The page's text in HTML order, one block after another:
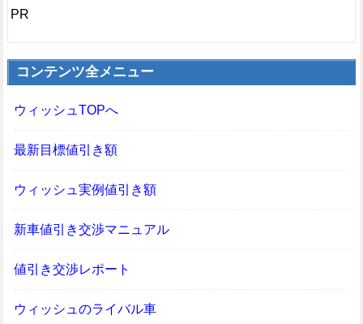
PR
コンテンツ全メニュー
ウィッシュTOPへ
最新目標値引き額
ウィッシュ実例値引き額
新車値引き交渉マニュアル
値引き交渉レポート
ウィッシュのライバル車